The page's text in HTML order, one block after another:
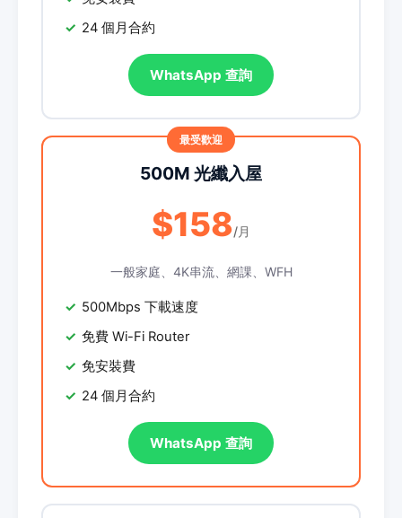
24 個月合約
WhatsApp 查詢
500M 光纖入屋
$158/月
一般家庭、4K串流、網課、WFH
500Mbps 下載速度
免費 Wi-Fi Router
免安裝費
24 個月合約
WhatsApp 查詢